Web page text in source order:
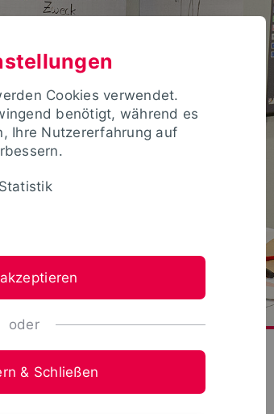
Cookies verwendet.
benötigt, während es
Ihre Nutzererfahrung auf
Statistik
oder
& Schließen